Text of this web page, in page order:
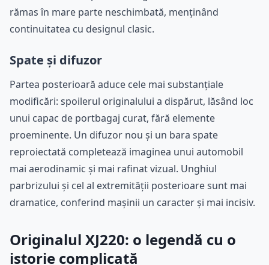
rămas în mare parte neschimbată, menținând
continuitatea cu designul clasic.
Spate și difuzor
Partea posterioară aduce cele mai substanțiale
modificări: spoilerul originalului a dispărut, lăsând loc
unui capac de portbagaj curat, fără elemente
proeminente. Un difuzor nou și un bara spate
reproiectată completează imaginea unui automobil
mai aerodinamic și mai rafinat vizual. Unghiul
parbrizului și cel al extremității posterioare sunt mai
dramatice, conferind mașinii un caracter și mai incisiv.
Originalul XJ220: o legendă cu o
istorie complicată